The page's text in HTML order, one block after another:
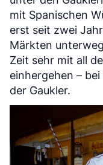
mit Spanischen
erst seit zwei
Märkten
Zeit sehr mit all
einhergehen – bei
der Gaukler.